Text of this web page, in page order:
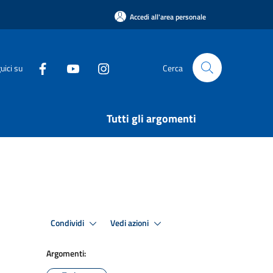
Accedi all'area personale
su Cerca
Tutti gli argomenti
Condividi Vedi azioni
Argomenti: